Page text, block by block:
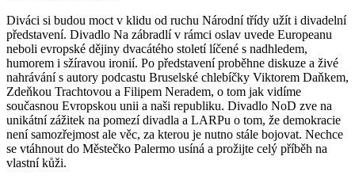
Diváci si budou moct v klidu od ruchu Národní třídy užít i divadelní
představení. Divadlo Na zábradlí v rámci oslav uvede Europeanu
neboli evropské dějiny dvacátého století líčené s nadhledem,
humorem i sžíravou ironií. Po představení proběhne diskuze a živé
nahrávání s autory podcastu Bruselské chlebíčky Viktorem Daňkem,
Zdeňkou Trachtovou a Filipem Neradem, o tom jak vidíme
současnou Evropskou unii a naši republiku. Divadlo NoD zve na
unikátní zážitek na pomezí divadla a LARPu o tom, že demokracie
není samozřejmost ale věc, za kterou je nutno stále bojovat. Nechce
se vtáhnout do Městečko Palermo usíná a prožijte celý příběh na
vlastní kůži.